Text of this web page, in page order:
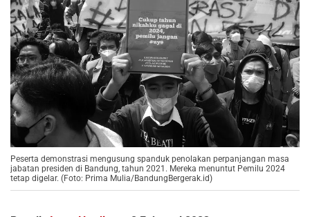
Peserta demonstrasi mengusung spanduk penolakan perpanjangan masa
jabatan presiden di Bandung, tahun 2021. Mereka menuntut Pemilu 2024
tetap digelar. (Foto: Prima Mulia/BandungBergerak.id)